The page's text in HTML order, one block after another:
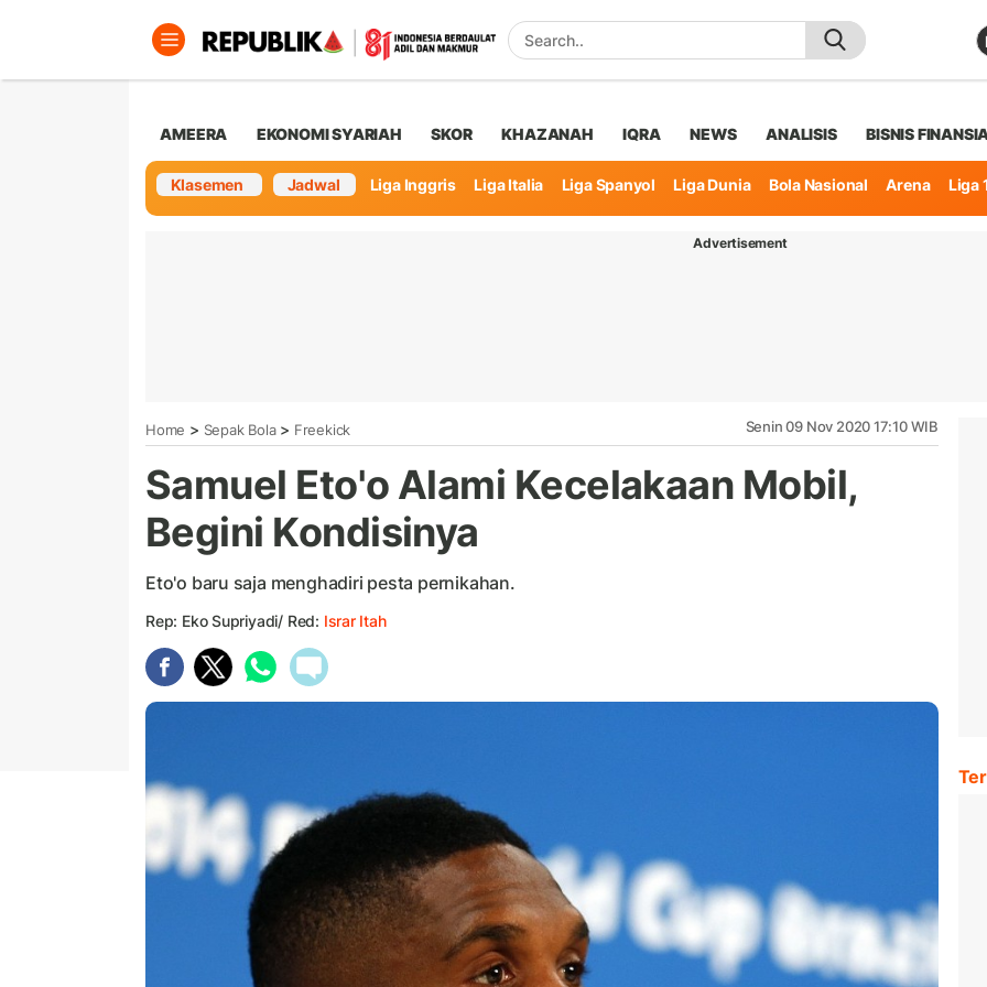
AMEERA EKONOMI SYARIAH SKOR KHAZANAH IQRA NEWS ANALISIS BISNIS
Klasemen Jadwal Liga Inggris Liga Italia Liga Spanyol Liga Dunia Bola Nasional Arena Liga
Advertisement
Home > Sepak Bola> Freekick Senin 09 Nov 2020 17:10 WIB
Samuel Eto'o Alami Kecelakaan Mobil,
Begini Kondisinya
Eto'o baru saja menghadiri pesta pernikahan.
Rep: Eko Supriyadi/ Red: Israr Itah